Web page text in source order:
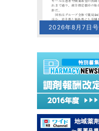
2026年8月7日号